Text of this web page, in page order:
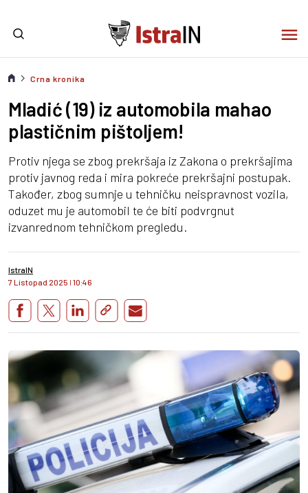
Crna kronika
Mladić (19) iz automobila mahao
plastičnim pištoljem!
Protiv njega se zbog prekršaja iz Zakona o prekršajima
protiv javnog reda i mira pokreće prekršajni postupak.
Također, zbog sumnje u tehničku neispravnost vozila,
oduzet mu je automobil te će biti podvrgnut
izvanrednom tehničkom pregledu.
IstraIN
7 Listopad 2025 I 10:46